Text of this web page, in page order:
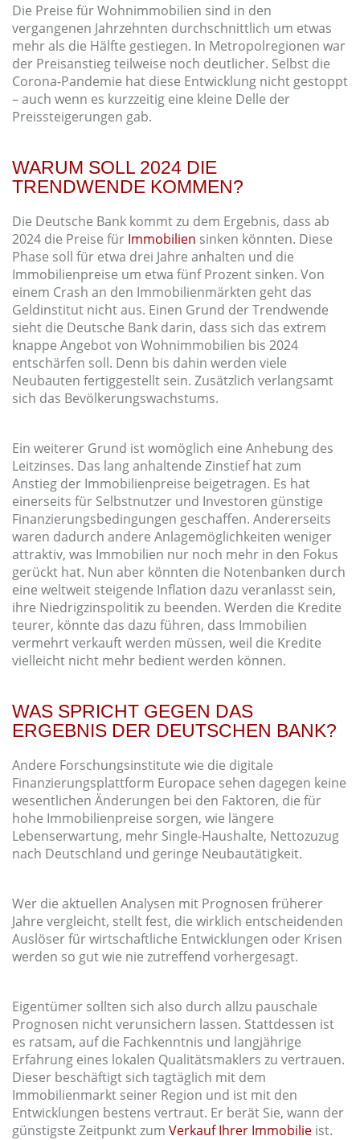
Die Preise für Wohnimmobilien sind in den
vergangenen Jahrzehnten durchschnittlich um etwas
mehr als die Hälfte gestiegen. In Metropolregionen war
der Preisanstieg teilweise noch deutlicher. Selbst die
Corona-Pandemie hat diese Entwicklung nicht gestoppt
– auch wenn es kurzzeitig eine kleine Delle der
Preissteigerungen gab.
WARUM SOLL 2024 DIE
TRENDWENDE KOMMEN?
Die Deutsche Bank kommt zu dem Ergebnis, dass ab
2024 die Preise für Immobilien sinken könnten. Diese
Phase soll für etwa drei Jahre anhalten und die
Immobilienpreise um etwa fünf Prozent sinken. Von
einem Crash an den Immobilienmärkten geht das
Geldinstitut nicht aus. Einen Grund der Trendwende
sieht die Deutsche Bank darin, dass sich das extrem
knappe Angebot von Wohnimmobilien bis 2024
entschärfen soll. Denn bis dahin werden viele
Neubauten fertiggestellt sein. Zusätzlich verlangsamt
sich das Bevölkerungswachstums.
Ein weiterer Grund ist womöglich eine Anhebung des
Leitzinses. Das lang anhaltende Zinstief hat zum
Anstieg der Immobilienpreise beigetragen. Es hat
einerseits für Selbstnutzer und Investoren günstige
Finanzierungsbedingungen geschaffen. Andererseits
waren dadurch andere Anlagemöglichkeiten weniger
attraktiv, was Immobilien nur noch mehr in den Fokus
gerückt hat. Nun aber könnten die Notenbanken durch
eine weltweit steigende Inflation dazu veranlasst sein,
ihre Niedrigzinspolitik zu beenden. Werden die Kredite
teurer, könnte das dazu führen, dass Immobilien
vermehrt verkauft werden müssen, weil die Kredite
vielleicht nicht mehr bedient werden können.
WAS SPRICHT GEGEN DAS
ERGEBNIS DER DEUTSCHEN BANK?
Andere Forschungsinstitute wie die digitale
Finanzierungsplattform Europace sehen dagegen keine
wesentlichen Änderungen bei den Faktoren, die für
hohe Immobilienpreise sorgen, wie längere
Lebenserwartung, mehr Single-Haushalte, Nettozuzug
nach Deutschland und geringe Neubautätigkeit.
Wer die aktuellen Analysen mit Prognosen früherer
Jahre vergleicht, stellt fest, die wirklich entscheidenden
Auslöser für wirtschaftliche Entwicklungen oder Krisen
werden so gut wie nie zutreffend vorhergesagt.
Eigentümer sollten sich also durch allzu pauschale
Prognosen nicht verunsichern lassen. Stattdessen ist
es ratsam, auf die Fachkenntnis und langjährige
Erfahrung eines lokalen Qualitätsmaklers zu vertrauen.
Dieser beschäftigt sich tagtäglich mit dem
Immobilienmarkt seiner Region und ist mit den
Entwicklungen bestens vertraut. Er berät Sie, wann der
günstigste Zeitpunkt zum Verkauf Ihrer Immobilie ist.